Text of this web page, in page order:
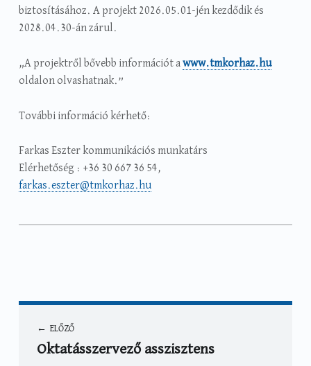
biztosításához. A projekt 2026.05.01-jén kezdődik és
2028.04.30-án zárul.
„A projektről bővebb információt awww.tmkorhaz.hu
oldalon olvashatnak.”
További információ kérhető:
Farkas Eszter kommunikációs munkatárs
Elérhetőség : +36 30 667 36 54,
farkas.eszter@tmkorhaz.hu
Bejegyzés navigáció
ELŐZŐ
Oktatásszervező asszisztens